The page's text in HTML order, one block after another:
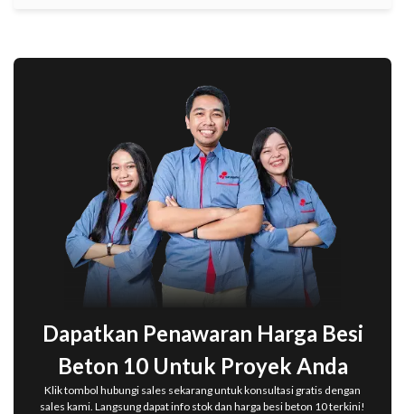
Dapatkan Penawaran Harga Besi
Beton 10 Untuk Proyek Anda
Klik tombol hubungi sales sekarang untuk konsultasi gratis dengan
sales kami. Langsung dapat info stok dan harga besi beton 10 terkini!